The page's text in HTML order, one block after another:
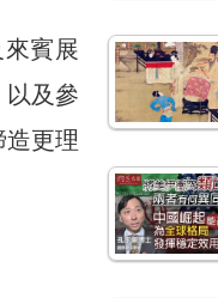
賓展
及參
更理